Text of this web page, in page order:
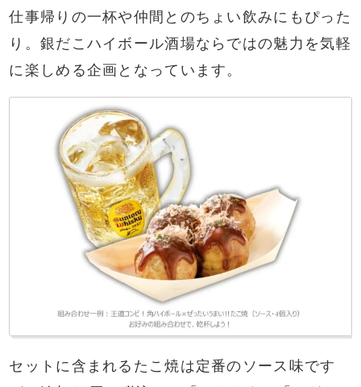
仕事帰りの一杯や仲間とのちょい飲みにもぴった
り。銀だこハイボール酒場ならではの魅力を気軽
に楽しめる企画となっています。
セットに含まれるたこ焼は定番のソース味です